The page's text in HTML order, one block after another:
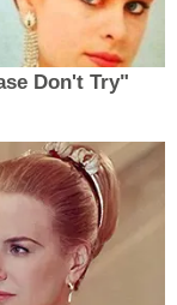
Don't Try"